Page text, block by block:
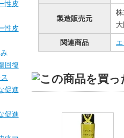
製造販売元
関連商品